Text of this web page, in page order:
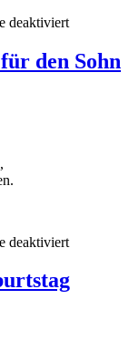
deaktiviert
den Sohn
deaktiviert